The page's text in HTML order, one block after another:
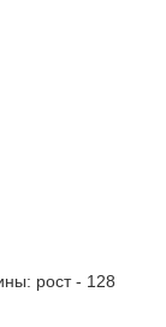
рост - 128